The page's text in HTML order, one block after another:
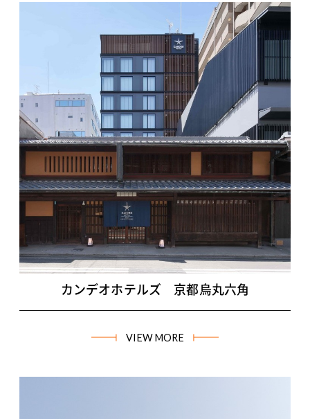
カンデオホテルズ 京都烏丸六角
VIEW MORE